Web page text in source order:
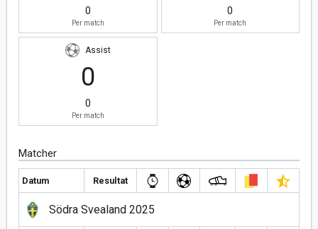
0
Per match
0
Per match
Assist
0
0
Per match
Matcher
Datum Resultat
Södra Svealand 2025